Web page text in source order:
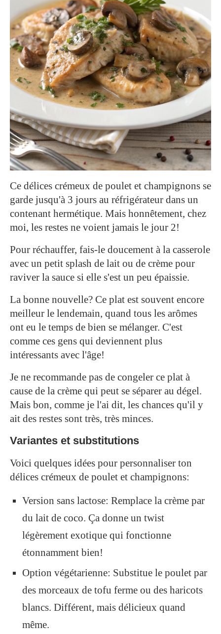
Ce délices crémeux de poulet et champignons se
garde jusqu'à 3 jours au réfrigérateur dans un
contenant hermétique. Mais honnêtement, chez
moi, les restes ne voient jamais le jour 2!
Pour réchauffer, fais-le doucement à la casserole
avec un petit splash de lait ou de crème pour
raviver la sauce si elle s'est un peu épaissie.
La bonne nouvelle? Ce plat est souvent encore
meilleur le lendemain, quand tous les arômes
ont eu le temps de bien se mélanger. C'est
comme ces gens qui deviennent plus
intéressants avec l'âge!
Je ne recommande pas de congeler ce plat à
cause de la crème qui peut se séparer au dégel.
Mais bon, comme je l'ai dit, les chances qu'il y
ait des restes sont très, très minces.
Variantes et substitutions
Voici quelques idées pour personnaliser ton
délices crémeux de poulet et champignons:
Version sans lactose: Remplace la crème par
du lait de coco. Ça donne un twist
légèrement exotique qui fonctionne
étonnamment bien!
Option végétarienne: Substitue le poulet par
des morceaux de tofu ferme ou des haricots
blancs. Différent, mais délicieux quand
même.